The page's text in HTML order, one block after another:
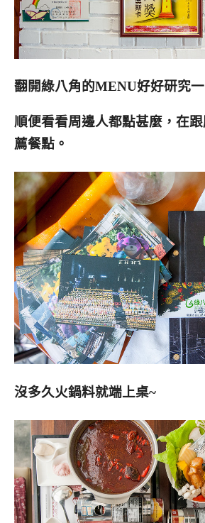
翻開綠八角的MENU好好研究
順便看看周邊人都點甚麼，在
薦餐點。
沒多久火鍋料就端上桌~